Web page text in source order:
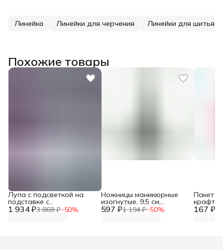
Линейка Линейки для черчения Линейки для шитья
Похожие товары
1 934 ₽3 868 ₽−50%
Лупа с подсветкой на
подставке с
измерительной шкалой, 597 ₽1 194 ₽−50%
Ножницы маникюрные
изогнутые, 9,5 см,
Красный металлист 167 ₽
Пакет
размер